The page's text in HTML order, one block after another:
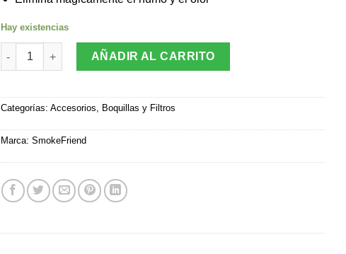
Hay existencias
Smoke Fiends Filtro de Aire Personal Blaze The Cactus cantidad
AÑADIR AL CARRITO
Categorías: Accesorios, Boquillas y Filtros
Marca: SmokeFriend